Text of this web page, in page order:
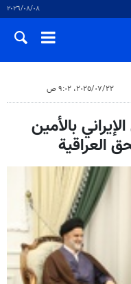
٠٨‏/٠٨‏/٢٠٢٦
٢٢‏/٠٧‏/٢٠٢٥، ٩:٠٢ ص
بالأمين
العراقية